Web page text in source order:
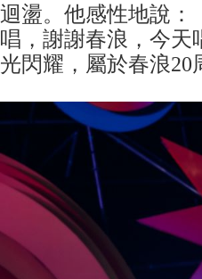
迴盪。他感性地說：
唱，謝謝春浪，今天
光閃耀，屬於春浪